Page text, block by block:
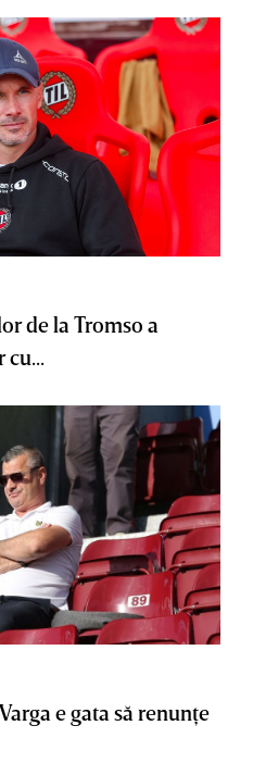
de la Tromso a
cu...
e gata să renunţe